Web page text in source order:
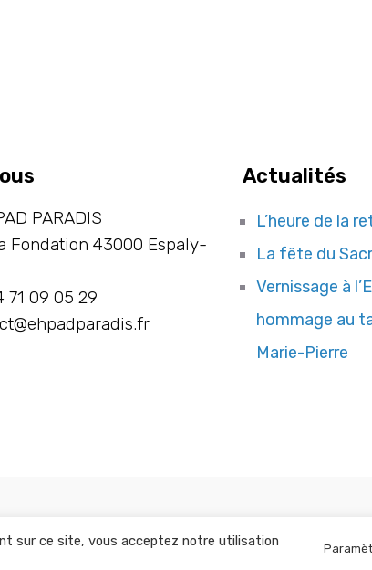
PARADIS
Fondation 43000 Espaly-
71 09 05 29
Actualités
L’heure de la
La fête du
Vernissage à
hommage au
Marie-Pierre
sur ce site, vous acceptez notre utilisation